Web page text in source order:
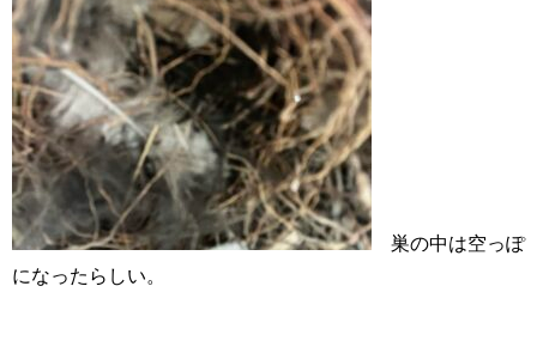
巣の中は空っぽ
になったらしい。